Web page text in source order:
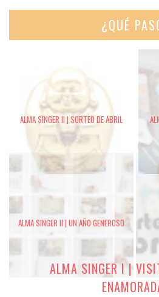
¿QUÉ
ALMA SINGER II | SORTEO DE ABRIL
ALMA SINGER II | UN AÑO GENEROSO
ALMA SINGER I |